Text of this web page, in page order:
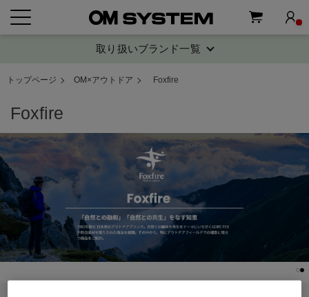
トップページ OM×アウトドア Foxfire
Foxfire
取り扱いブランド一覧